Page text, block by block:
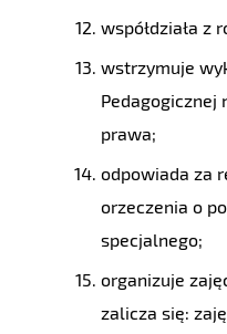
współdziała z
wstrzymuje
Pedagogicznej
prawa;
odpowiada za
orzeczenia o
specjalnego;
organizuje
zalicza się: